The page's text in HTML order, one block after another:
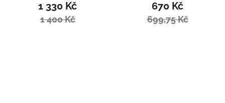
1 330 Kč
1 400 Kč
670 Kč
699,75 Kč